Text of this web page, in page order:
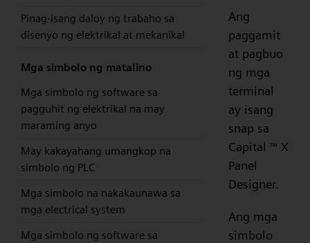
Pinag-isang daloy ng trabaho sa
disenyo ng elektrikal at mekanikal
Mga simbolo ng matalino
Mga simbolo ng software sa
pagguhit ng elektrikal na may
maraming anyo
May kakayahang umangkop na
simbolo ng PLC
Mga simbolo na nakakaunawa sa
mga electrical system
Mga simbolo ng software sa
Ang
paggamit
at pagbuo
ng mga
terminal
ay isang
snap sa
Capital ™ X
Panel
Designer.
Ang mga
simbolo